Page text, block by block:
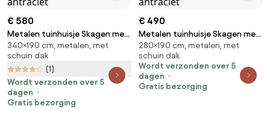
€ 580
Metalen tuinhuisje Skagen met
houtopslag 3.4 x 1.9 m Store
Boss antraciet
340×190 cm, metalen, met
schuin dak
(1)
Wordt verzonden over 5
dagen
Gratis bezorging
€ 490
Metalen tuinhuisje Skagen met
houtopslag 2.8 x 1.9 m Store
Boss antraciet
280×190 cm, metalen, met
schuin dak
Wordt verzonden over 5
dagen
Gratis bezorging